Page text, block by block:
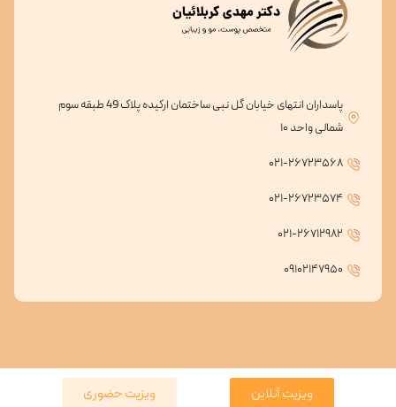
ویزیت آنلاین ویزیت حضوری
پاسداران انتهای خیابان گل نبی ساختمان ارکیده پلاک 49 طبقه سوم
شمالی واحد ۱۰
۰۲۱-۲۶۷۲۳۵۶۸
۰۲۱-۲۶۷۲۳۵۷۴
۰۲۱-۲۶۷۱۲۹۸۲
۰۹۱۰۲۱۴۷۹۵۰